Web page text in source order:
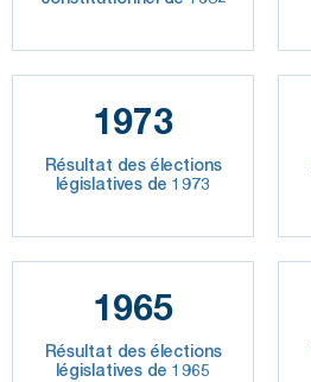
1973
Résultat des élections
législatives de 1973
1965
Résultat des élections
législatives de 1965